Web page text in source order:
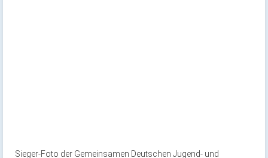
Sieger-Foto der Gemeinsamen Deutschen Jugend- und